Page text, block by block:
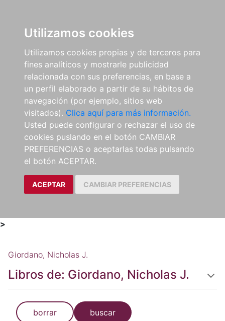
Utilizamos cookies
Utilizamos cookies propias y de terceros para
fines analíticos y mostrarle publicidad
relacionada con sus preferencias, en base a
un perfil elaborado a partir de su hábitos de
navegación (por ejemplo, sitios web
visitados). Clica aquí para más información.
Usted puede configurar o rechazar el uso de
cookies puslando en el botón CAMBIAR
PREFERENCIAS o aceptarlas todas pulsando
el botón ACEPTAR.
ACEPTAR CAMBIAR PREFERENCIAS
>
Giordano, Nicholas J.
Libros de: Giordano, Nicholas J.
borrar buscar